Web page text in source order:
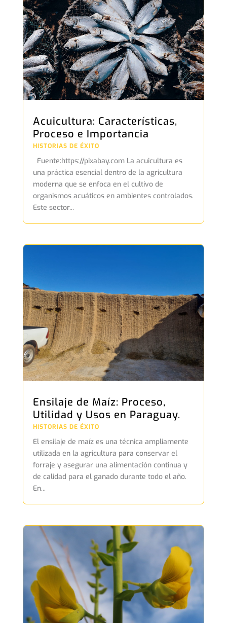
Acuicultura: Características,
Proceso e Importancia
HISTORIAS DE ÉXITO
Fuente:https://pixabay.com La acuicultura es
una práctica esencial dentro de la agricultura
moderna que se enfoca en el cultivo de
organismos acuáticos en ambientes controlados.
Este sector...
Ensilaje de Maíz: Proceso,
Utilidad y Usos en Paraguay.
HISTORIAS DE ÉXITO
El ensilaje de maíz es una técnica ampliamente
utilizada en la agricultura para conservar el
forraje y asegurar una alimentación continua y
de calidad para el ganado durante todo el año.
En...